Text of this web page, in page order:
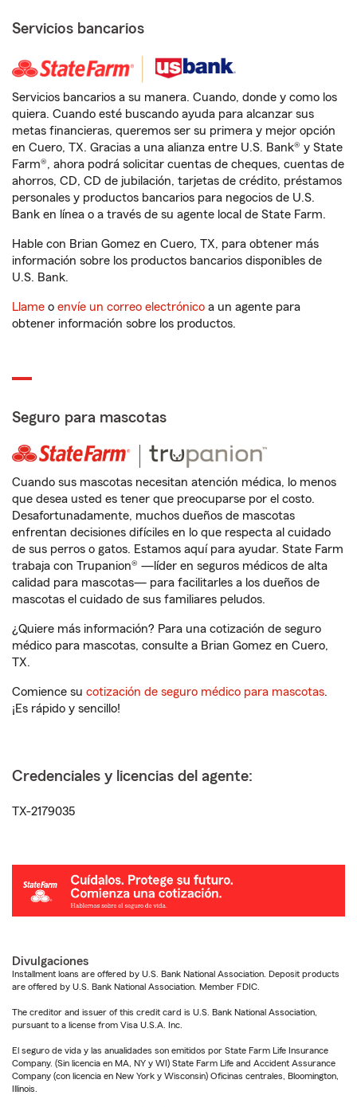
Servicios bancarios
Servicios bancarios a su manera. Cuando, donde y como los
quiera. Cuando esté buscando ayuda para alcanzar sus
metas financieras, queremos ser su primera y mejor opción
en Cuero, TX. Gracias a una alianza entre U.S. Bank® y State
Farm®, ahora podrá solicitar cuentas de cheques, cuentas de
ahorros, CD, CD de jubilación, tarjetas de crédito, préstamos
personales y productos bancarios para negocios de U.S.
Bank en línea o a través de su agente local de State Farm.
Hable con Brian Gomez en Cuero, TX, para obtener más
información sobre los productos bancarios disponibles de
U.S. Bank.
Llame o envíe un correo electrónico a un agente para
obtener información sobre los productos.
Seguro para mascotas
Cuando sus mascotas necesitan atención médica, lo menos
que desea usted es tener que preocuparse por el costo.
Desafortunadamente, muchos dueños de mascotas
enfrentan decisiones difíciles en lo que respecta al cuidado
de sus perros o gatos. Estamos aquí para ayudar. State Farm
trabaja con Trupanion® —líder en seguros médicos de alta
calidad para mascotas— para facilitarles a los dueños de
mascotas el cuidado de sus familiares peludos.
¿Quiere más información? Para una cotización de seguro
médico para mascotas, consulte a Brian Gomez en Cuero,
TX.
Comience su cotización de seguro médico para mascotas.
¡Es rápido y sencillo!
Credenciales y licencias del agente:
TX-2179035
Divulgaciones
Installment loans are offered by U.S. Bank National Association. Deposit products
are offered by U.S. Bank National Association. Member FDIC.
The creditor and issuer of this credit card is U.S. Bank National Association,
pursuant to a license from Visa U.S.A. Inc.
El seguro de vida y las anualidades son emitidos por State Farm Life Insurance
Company. (Sin licencia en MA, NY y WI) State Farm Life and Accident Assurance
Company (con licencia en New York y Wisconsin) Oficinas centrales, Bloomington,
Illinois.